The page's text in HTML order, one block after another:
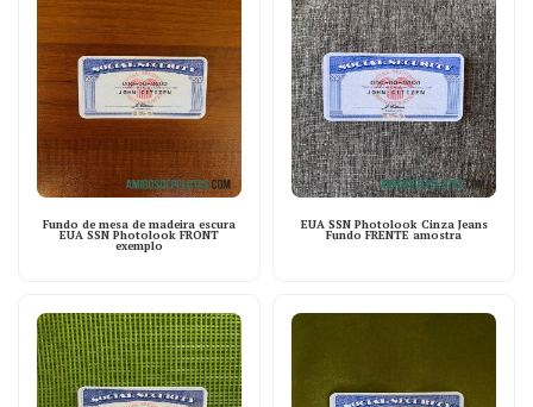
Fundo de mesa de madeira escura
EUA SSN Photolook FRONT
exemplo
EUA SSN Photolook Cinza Jeans
Fundo FRENTE amostra